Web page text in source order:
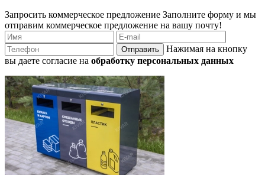
Запросить коммерческое предложение Заполните форму и мы
отправим коммерческое предложение на вашу почту!
Отправить
Нажимая на кнопку
вы даете согласие на обработку персональных данных